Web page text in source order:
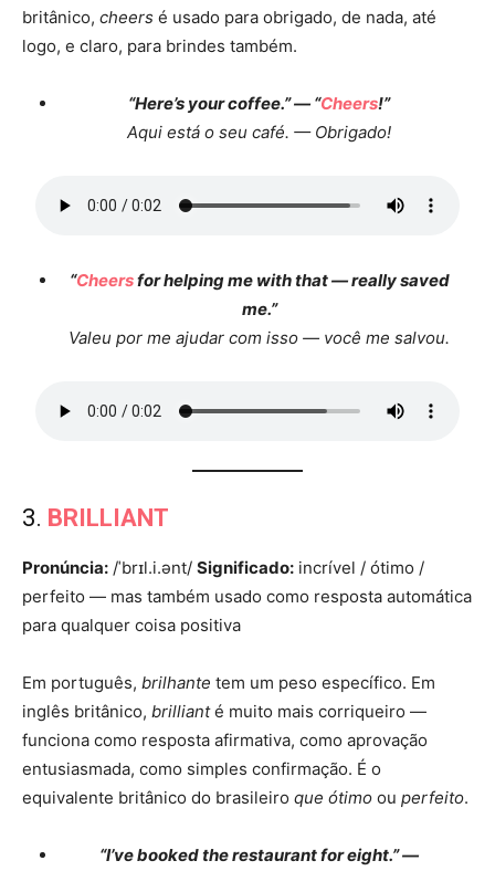
britânico, cheers é usado para obrigado, de nada, até
logo, e claro, para brindes também.
“Here’s your coffee.” — “Cheers!”
Aqui está o seu café. — Obrigado!
“Cheersfor helping me with that — really saved
me.”
Valeu por me ajudar com isso — você me salvou.
3. BRILLIANT
Pronúncia: /ˈbrɪl.i.ənt/ Significado: incrível / ótimo /
perfeito — mas também usado como resposta automática
para qualquer coisa positiva
Em português, brilhante tem um peso específico. Em
inglês britânico, brillianté muito mais corriqueiro —
funciona como resposta afirmativa, como aprovação
entusiasmada, como simples confirmação. É o
equivalente britânico do brasileiro que ótimo ou perfeito.
“I’ve booked the restaurant for eight.” —